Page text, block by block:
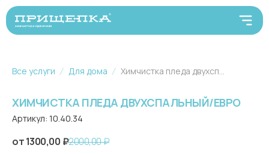
Все услуги Для дома Химчистка пледа двухспальный/евро
ХИМЧИСТКА ПЛЕДА ДВУХСПАЛЬНЫЙ/ЕВРО
Артикул: 10.40.34
1300,00 ₽2000,00₽